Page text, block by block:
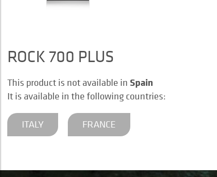
ROCK 700 PLUS
This product is not available in Spain
It is available in the following countries:
ITALY FRANCE